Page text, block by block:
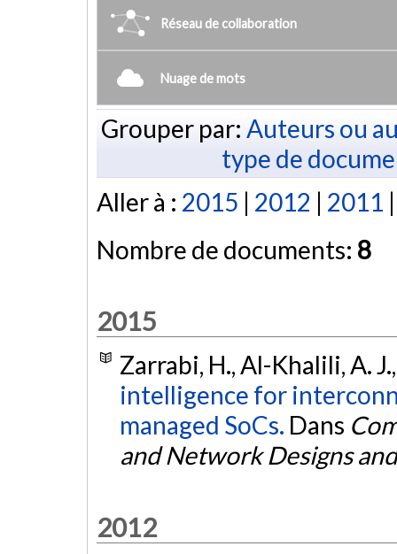
Réseau de collaboration
Nuage de mots
Grouper par: Auteurs ou
type de
Aller à : 2015 | 2012 | 2011
Nombre de documents: 8
2015
Zarrabi, H., Al-Khalili, A.
intelligence for
managed SoCs. Dans
and Network Designs
2012